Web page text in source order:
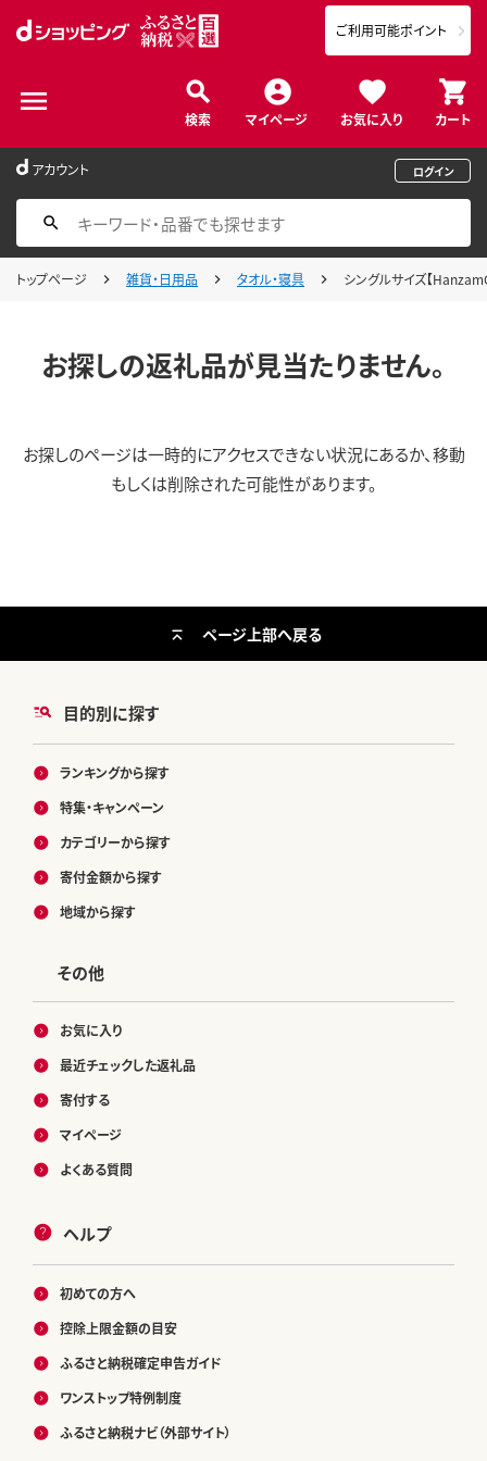
検索 マイページ お気に入り カート
ご利用可能ポイント
アカウント ログイン
トップページ 雑貨・日用品 タオル・寝具 シングルサイズ【
お探しの返礼品が見当たりません。
お探しのページは一時的にアクセスできない状況にあるか、移動
もしくは削除された可能性があります。
目的別に探す
ランキングから探す
特集・キャンペーン
カテゴリーから探す
寄付金額から探す
地域から探す
その他
お気に入り
最近チェックした返礼品
寄付する
マイページ
よくある質問
ヘルプ
初めての方へ
控除上限金額の目安
ふるさと納税確定申告ガイド
ワンストップ特例制度
ふるさと納税ナビ（外部サイト）
ページ上部へ戻る